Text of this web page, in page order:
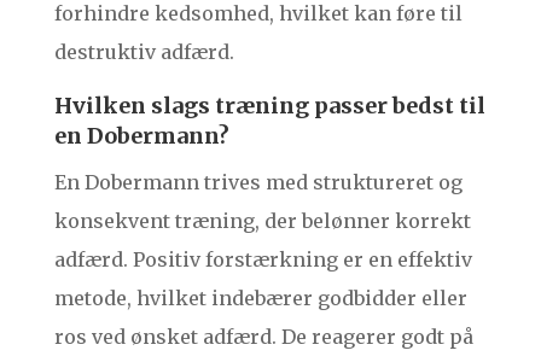
forhindre kedsomhed, hvilket kan føre til
destruktiv adfærd.
Hvilken slags træning passer bedst til
en Dobermann?
En Dobermann trives med struktureret og
konsekvent træning, der belønner korrekt
adfærd. Positiv forstærkning er en effektiv
metode, hvilket indebærer godbidder eller
ros ved ønsket adfærd. De reagerer godt på